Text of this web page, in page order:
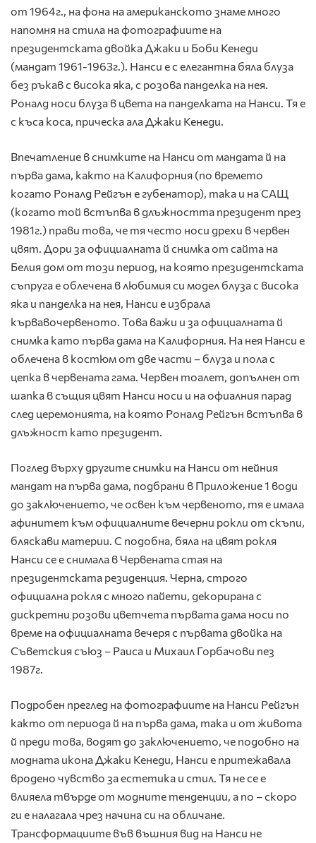
от 1964г., на фона на американското знаме много
напомня на стила на фотографиите на
президентската двойка Джаки и Боби Кенеди
(мандат 1961-1963г.). Нанси е с елегантна бяла блуза
без ръкав с висока яка, с розова панделка на нея.
Роналд носи блуза в цвета на панделката на Нанси. Тя е
с къса коса, прическа ала Джаки Кенеди.
Впечатление в снимките на Нанси от мандата й на
първа дама, както на Калифорния (по времето
когато Роналд Рейгън е губенатор), така и на САЩ
(когато той встъпва в длъжността президент през
1981г.) прави това, че тя често носи дрехи в червен
цвят. Дори за официалната й снимка от сайта на
Белия дом от този период, на която президентската
съпруга е облечена в любимия си модел блуза с висока
яка и панделка на нея, Нанси е избрала
кървавочервеното. Това важи и за официалната й
снимка като първа дама на Калифорния. На нея Нанси е
облечена в костюм от две части – блуза и пола с
цепка в червената гама. Червен тоалет, допълнен от
шапка в същия цвят Нанси носи и на офиалния парад
след церемонията, на която Роналд Рейгън встъпва в
длъжност като президент.
Поглед върху другите снимки на Нанси от нейния
мандат на първа дама, подбрани в Приложение 1 води
до заключението, че освен към червеното, тя е имала
афинитет към официалните вечерни рокли от скъпи,
бляскави материи. С подобна, бяла на цвят рокля
Нанси се е снимала в Червената стая на
президентската резиденция. Черна, строго
официална рокля с много пайети, декорирана с
дискретни розови цветчета първата дама носи по
време на официалната вечеря с първата двойка на
Съветския съюз – Раиса и Михаил Горбачови пез
1987г.
Подробен преглед на фотографиите на Нанси Рейгън
както от периода й на първа дама, така и от живота
й преди това, водят до заключението, че подобно на
модната икона Джаки Кенеди, Нанси е притежавала
вродено чувство за естетика и стил. Тя не се е
влияела твърде от модните тенденции, а по – скоро
ги е налагала чрез начина си на обличане.
Трансформациите във въшния вид на Нанси не